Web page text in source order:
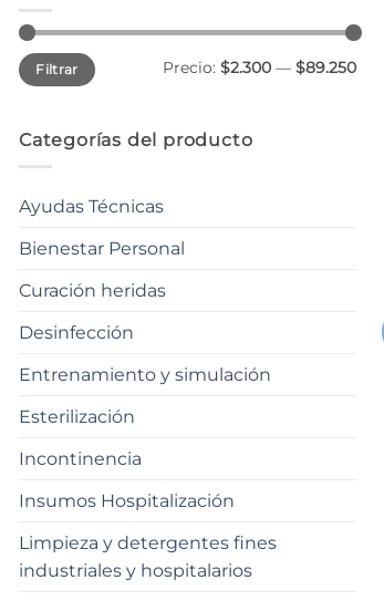
Precio
mínimo
Precio
máximo
Filtrar Precio: $2.300 — $89.250
Categorías del producto
Ayudas Técnicas
Bienestar Personal
Curación heridas
Desinfección
Entrenamiento y simulación
Esterilización
Incontinencia
Insumos Hospitalización
Limpieza y detergentes fines
industriales y hospitalarios